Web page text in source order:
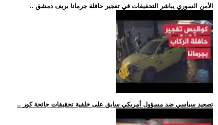
.. الأمن السوري يباشر التحقيقات في تفجير حافلة جرمانا بريف دمشق
.. تصعيد سياسي ضد مسؤول أمريكي سابق على خلفية تحقيقات جائحة كور